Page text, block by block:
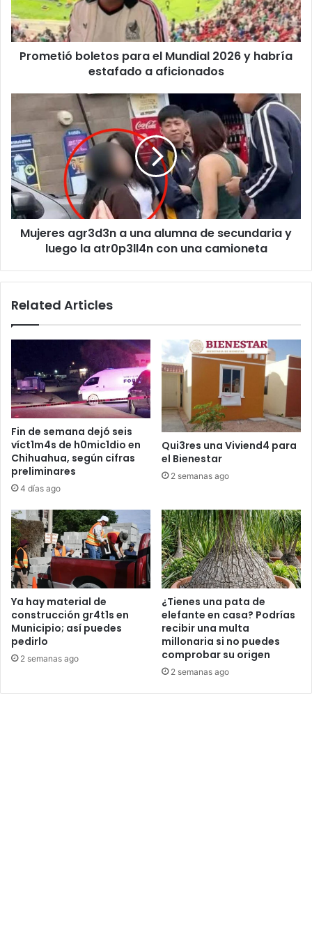
y
habría
estafado
Prometió boletos para el Mundial 2026 y habría
estafado a aficionados
Mujeres
una
alumna
de
secundaria
y
luego
atr0p3ll4n
Mujeres agr3d3n a una alumna de secundaria y
luego la atr0p3ll4n con una camioneta
Related Articles
Fin de semana dejó seis
víct1m4s de h0mic1dio en
Chihuahua, según cifras
preliminares
4 días ago
Qui3res una Viviend4 para
el Bienestar
2 semanas ago
Ya hay material de
construcción gr4t1s en
Municipio; así puedes
pedirlo
2 semanas ago
¿Tienes una pata de
elefante en casa? Podrías
recibir una multa
millonaria si no puedes
comprobar su origen
2 semanas ago